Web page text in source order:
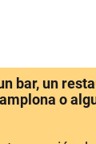
bar, un
o